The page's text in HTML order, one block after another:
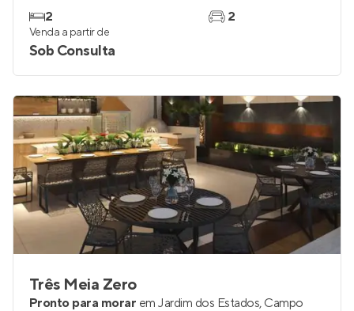
2
2
Venda a partir de
Sob Consulta
Três Meia Zero
Pronto para morar em Jardim dos Estados, Campo